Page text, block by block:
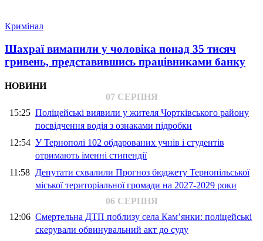
Кримінал
Шахраї виманили у чоловіка понад 35 тисяч
гривень, представившись працівниками банку
НОВИНИ
07 СЕРПНЯ
15:25 Поліцейські виявили у жителя Чортківського району
посвідчення водія з ознаками підробки
12:54 У Тернополі 102 обдарованих учнів і студентів
отримають іменні стипендії
11:58 Депутати схвалили Прогноз бюджету Тернопільської
міської територіальної громади на 2027-2029 роки
06 СЕРПНЯ
12:06 Смертельна ДТП поблизу села Кам’янки: поліцейські
скерували обвинувальний акт до суду